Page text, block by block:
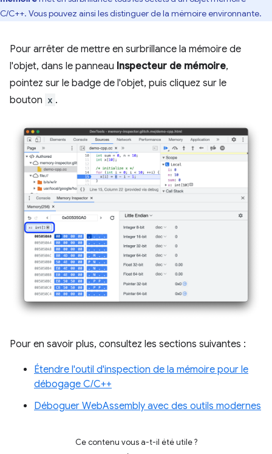
C/C++. Vous pouvez ainsi les distinguer de la mémoire environnante.
Pour arrêter de mettre en surbrillance la mémoire de
l'objet, dans le panneau Inspecteur de mémoire,
pointez sur le badge de l'objet, puis cliquez sur le
bouton x .
Pour en savoir plus, consultez les sections suivantes :
Étendre l'outil d'inspection de la mémoire pour le
débogage C/C++
Déboguer WebAssembly avec des outils modernes
Ce contenu vous a-t-il été utile ?